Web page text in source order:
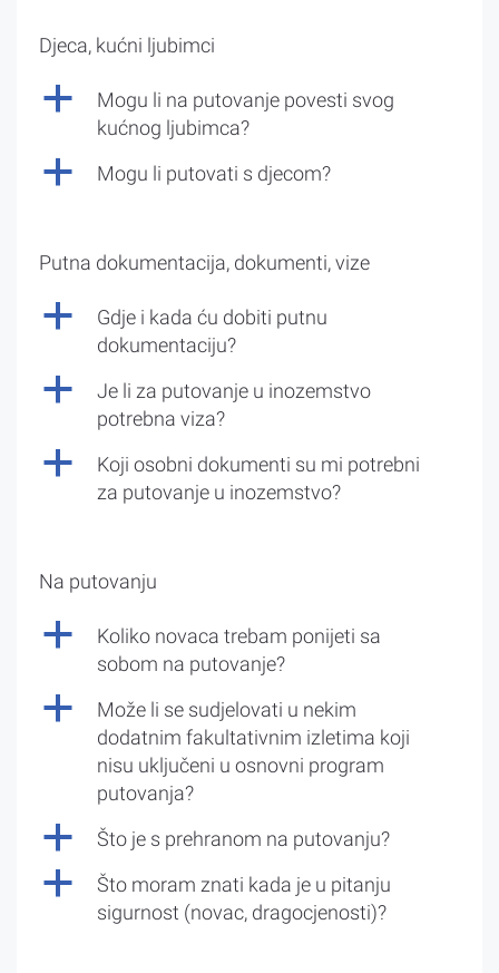
Djeca, kućni ljubimci
a
Mogu li na putovanje povesti svog
kućnog ljubimca?
a Mogu li putovati s djecom?
Putna dokumentacija, dokumenti, vize
a
Gdje i kada ću dobiti putnu
dokumentaciju?
a
Je li za putovanje u inozemstvo
potrebna viza?
a
Koji osobni dokumenti su mi potrebni
za putovanje u inozemstvo?
Na putovanju
a
Koliko novaca trebam ponijeti sa
sobom na putovanje?
a
Može li se sudjelovati u nekim
dodatnim fakultativnim izletima koji
nisu uključeni u osnovni program
putovanja?
a Što je s prehranom na putovanju?
a
Što moram znati kada je u pitanju
sigurnost (novac, dragocjenosti)?